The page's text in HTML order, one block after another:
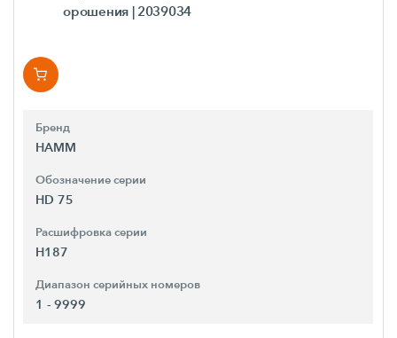
орошения | 2039034
Бренд
HAMM
Обозначение серии
HD 75
Расшифровка серии
H187
Диапазон серийных номеров
1 - 9999